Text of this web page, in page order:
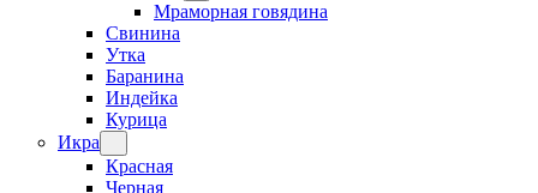
Мраморная говядина
Свинина
Утка
Баранина
Индейка
Курица
Икра
Красная
Черная